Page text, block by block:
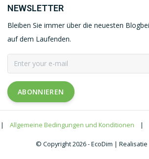
NEWSLETTER
Bleiben Sie immer über die neuesten
auf dem Laufenden.
ABONNIEREN
| Allgemeine Bedingungen und Konditionen |
© Copyright 2026 - EcoDim |